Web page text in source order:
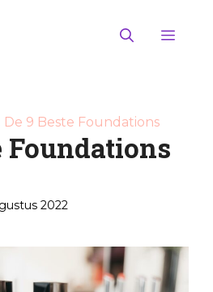
De 9 Beste Foundations
Foundations
2022